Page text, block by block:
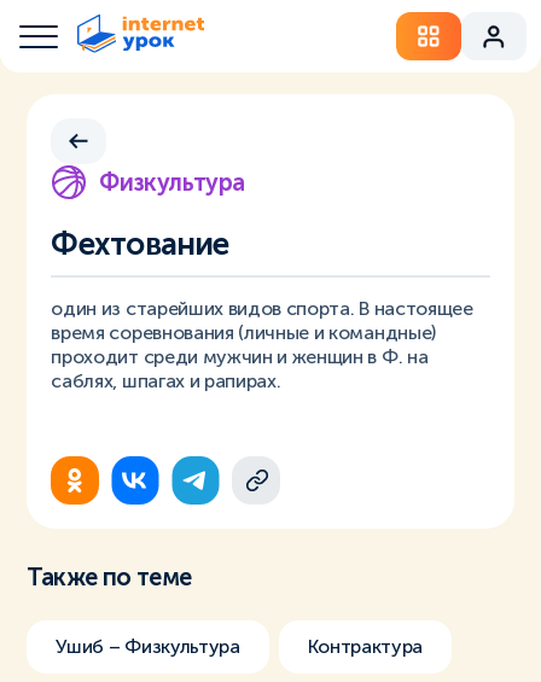
Физкультура
Фехтование
один из старейших видов спорта. В настоящее
время соревнования (личные и командные)
проходит среди мужчин и женщин в Ф. на
саблях, шпагах и рапирах.
Также по теме
Ушиб – Физкультура Контрактура